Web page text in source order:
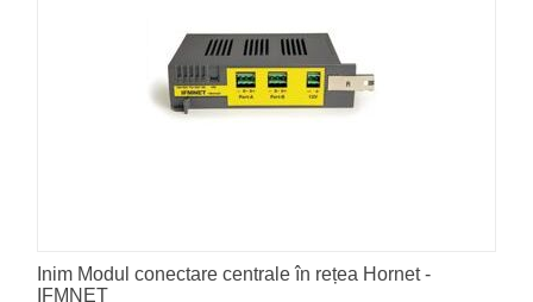
Inim Modul conectare centrale în rețea Hornet -
IFMNET